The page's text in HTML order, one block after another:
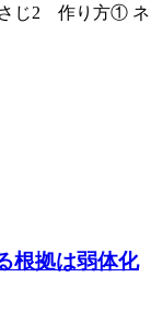
さじ2 作り方① ネ
根拠は弱体化